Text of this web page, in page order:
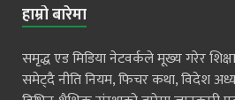
हाम्रो बारेमा
समृद्ध एड मिडिया नेटवर्कले मूख्य गरेर
समेट्दै नीति नियम, फिचर कथा, विदेश